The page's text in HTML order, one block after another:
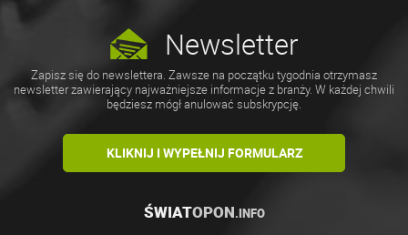
Newsletter
Zapisz się do newslettera. Zawsze na początku tygodnia otrzymasz
newsletter zawierający najważniejsze informacje z branży. W każdej chwili
będziesz mógł anulować subskrypcję.
KLIKNIJ I WYPEŁNIJ FORMULARZ
ŚWIATOPON.INFO